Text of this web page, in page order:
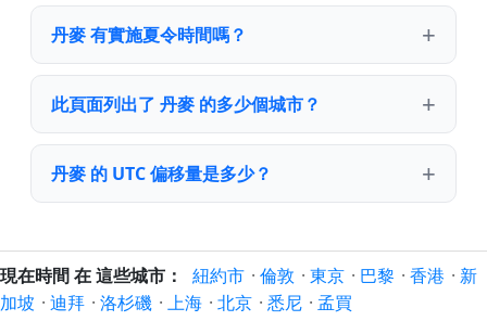
丹麥 有實施夏令時間嗎？
此頁面列出了 丹麥 的多少個城市？
丹麥 的 UTC 偏移量是多少？
現在時間 在 這些城市： 紐約市 · 倫敦 · 東京 · 巴黎 · 香港 · 新
加坡 · 迪拜 · 洛杉磯 · 上海 · 北京 · 悉尼 · 孟買